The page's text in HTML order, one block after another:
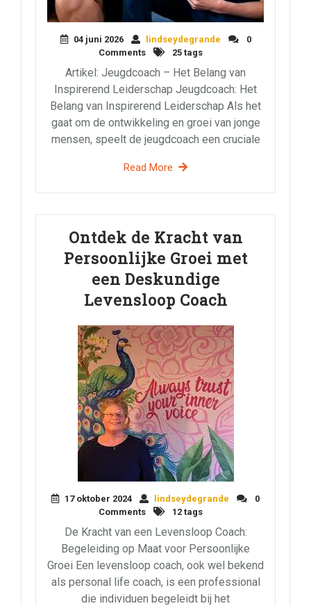
04 juni 2026 lindseydegrande
0
Comments
25 tags
Artikel: Jeugdcoach – Het Belang van
Inspirerend Leiderschap Jeugdcoach: Het
Belang van Inspirerend Leiderschap Als het
gaat om de ontwikkeling en groei van jonge
mensen, speelt de jeugdcoach een cruciale
Read More
Ontdek de Kracht van
Persoonlijke Groei met
een Deskundige
Levensloop Coach
17 oktober 2024 lindseydegrande
0
Comments
12 tags
De Kracht van een Levensloop Coach:
Begeleiding op Maat voor Persoonlijke
Groei Een levensloop coach, ook wel bekend
als personal life coach, is een professional
die individuen begeleidt bij het